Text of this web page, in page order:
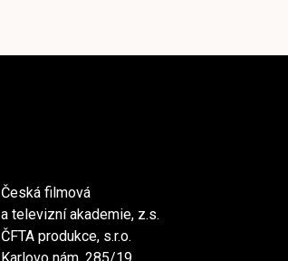
Česká filmová
a televizní akademie, z.s.
ČFTA produkce, s.r.o.